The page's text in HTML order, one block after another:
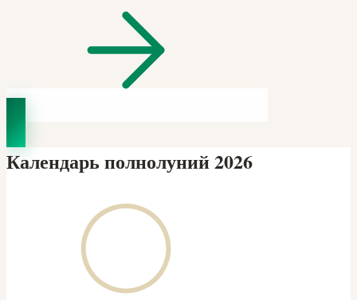
Календарь полнолуний 2026